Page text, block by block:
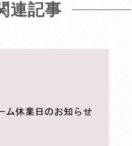
連記事